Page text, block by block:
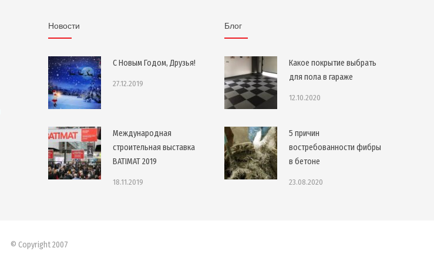
Новости
С Новым Годом, Друзья!
27.12.2019
Международная
строительная выставка
BATIMAT 2019
18.11.2019
Блог
Какое покрытие выбрать
для пола в гараже
12.10.2020
5 причин
востребованности фибры
в бетоне
23.08.2020
© Copyright 2007